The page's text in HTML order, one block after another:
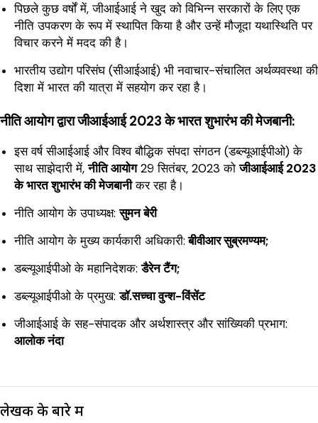
पिछले कुछ वर्षों में, जीआईआई ने खुद को विभिन्न सरकारों के लिए एक
नीति उपकरण के रूप में स्थापित किया है और उन्हें मौजूदा यथास्थिति पर
विचार करने में मदद की है।
भारतीय उद्योग परिसंघ (सीआईआई) भी नवाचार-संचालित अर्थव्यवस्था की
दिशा में भारत की यात्रा में सहयोग कर रहा है।
नीति आयोगद्वाराजीआईआई 2023 के भारत शुभारंभ की मेजबानी:
इस वर्ष सीआईआई और विश्व बौद्धिक संपदा संगठन (डब्ल्यूआईपीओ) के
साथ साझेदारी में,नीति आयोग29 सितंबर, 2023 कोजीआईआई 2023
के भारत शुभारंभ की मेजबानीकर रहा है।
नीति आयोग के उपाध्यक्ष:सुमन बेरी
नीति आयोग के मुख्य कार्यकारी अधिकारी:बीवीआर सुब्रमण्यम;
डब्ल्यूआईपीओ के महानिदेशक:डैरेन टैंग;
डब्ल्यूआईपीओ के प्रमुख:डॉ.सच्चा वुन्श-विंसेंट
जीआईआई के सह-संपादक और अर्थशास्त्र और सांख्यिकी प्रभाग:
आलोक नंदा
लेखक के बारे में